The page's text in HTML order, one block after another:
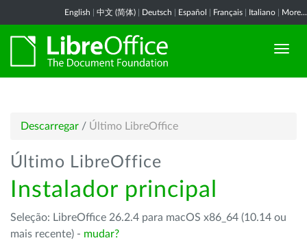
English 中文 (简体) Deutsch Español Français Italiano More...
Descarregar / Último LibreOffice
Último LibreOffice
Instalador principal
Seleção: LibreOffice 26.2.4 para macOS x86_64 (10.14 ou
mais recente) - mudar?